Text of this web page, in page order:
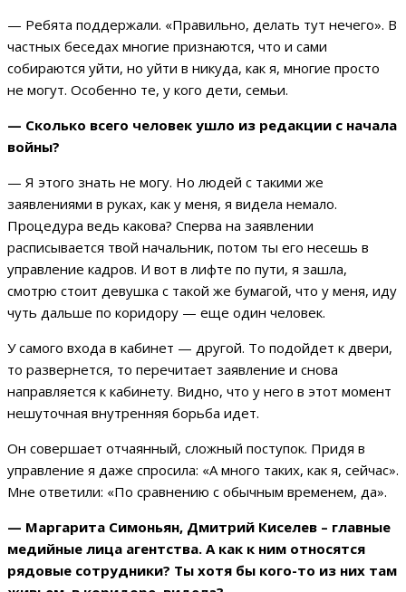
— Ребята поддержали. «Правильно, делать тут нечего». В
частных беседах многие признаются, что и сами
собираются уйти, но уйти в никуда, как я, многие просто
не могут. Особенно те, у кого дети, семьи.
— Сколько всего человек ушло из редакции с начала
войны?
— Я этого знать не могу. Но людей с такими же
заявлениями в руках, как у меня, я видела немало.
Процедура ведь какова? Сперва на заявлении
расписывается твой начальник, потом ты его несешь в
управление кадров. И вот в лифте по пути, я зашла,
смотрю стоит девушка с такой же бумагой, что у меня, иду
чуть дальше по коридору — еще один человек.
У самого входа в кабинет — другой. То подойдет к двери,
то развернется, то перечитает заявление и снова
направляется к кабинету. Видно, что у него в этот момент
нешуточная внутренняя борьба идет.
Он совершает отчаянный, сложный поступок. Придя в
управление я даже спросила: «А много таких, как я, сейчас».
Мне ответили: «По сравнению с обычным временем, да».
— Маргарита Симоньян, Дмитрий Киселев – главные
медийные лица агентства. А как к ним относятся
рядовые сотрудники? Ты хотя бы кого-то из них там